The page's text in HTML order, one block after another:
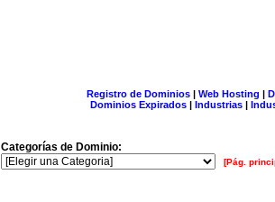
Registro de Dominios| Web Hosting |
Dominios Expirados | Industrias |
Categorías de Dominio:
[Pág.